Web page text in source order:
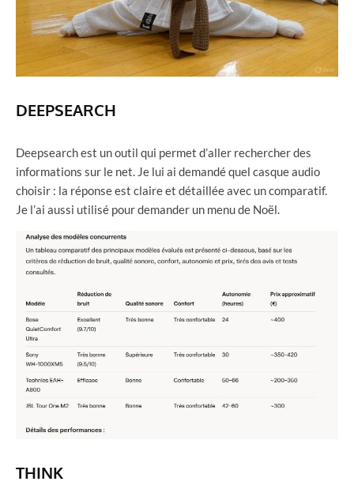
DEEPSEARCH
Deepsearch est un outil qui permet d’aller rechercher des
informations sur le net. Je lui ai demandé quel casque audio
choisir : la réponse est claire et détaillée avec un comparatif.
Je l’ai aussi utilisé pour demander un menu de Noël.
THINK